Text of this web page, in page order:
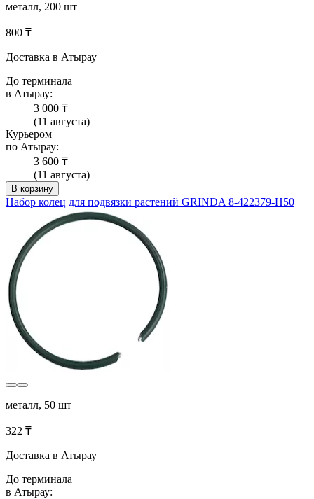
металл, 200 шт
800 ₸
Доставка в Атырау
До терминала
в Атырау:
3 000 ₸
(11 августа)
Курьером
по Атырау:
3 600 ₸
(11 августа)
В корзину
Набор колец для подвязки растений GRINDA 8-422379-H50
металл, 50 шт
322 ₸
Доставка в Атырау
До терминала
в Атырау: